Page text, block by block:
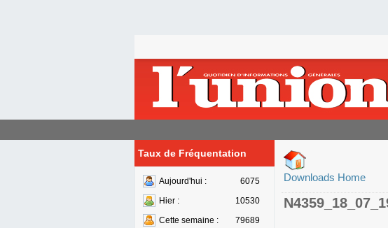
Taux de Fréquentation
Aujourd'hui :
6075
Hier :
10530
Cette semaine :
79689
Downloads Home